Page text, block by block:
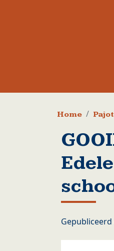
Home
Gepubliceerd